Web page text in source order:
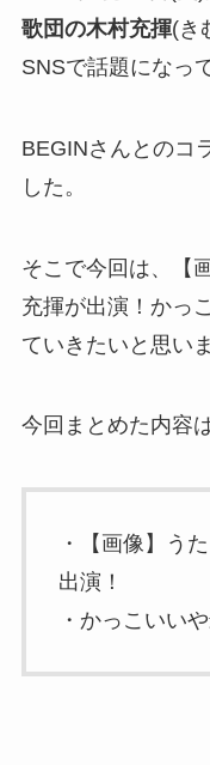
歌団の木村充揮(き
SNSで話題になっ
BEGINさんとのコ
した。
そこで今回は、【
充揮が出演！かっ
ていきたいと思いま
今回まとめた内容
・【画像】う
出演！
・かっこいい